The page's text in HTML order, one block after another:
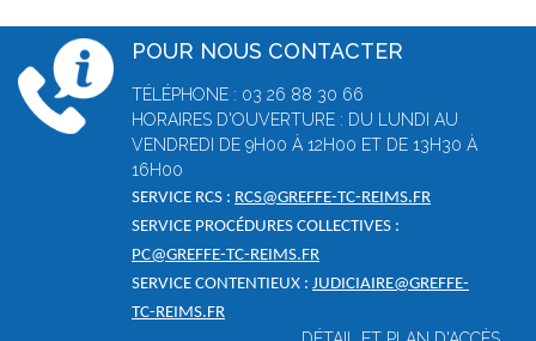
POUR NOUS CONTACTER
TÉLÉPHONE : 03 26 88 30 66
HORAIRES D'OUVERTURE : DU LUNDI AU
VENDREDI DE 9H00 À 12H00 ET DE 13H30 À
16H00
SERVICE RCS : RCS@GREFFE-TC-REIMS.FR
SERVICE PROCÉDURES COLLECTIVES :
PC@GREFFE-TC-REIMS.FR
SERVICE CONTENTIEUX : JUDICIAIRE@GREFFE-
TC-REIMS.FR